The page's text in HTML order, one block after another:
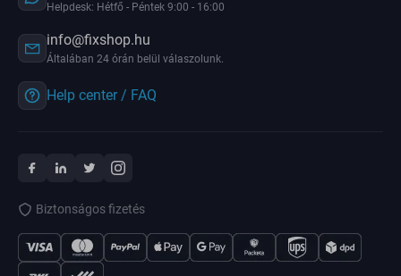
Helpdesk: Hétfő - Péntek 9:00 - 16:00
info@fixshop.hu
Általában 24 órán belül válaszolunk.
Help center / FAQ
Biztonságos fizetés